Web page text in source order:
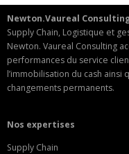
Newton.Vaureal
Supply Chain, Logistique et
Newton. Vaureal Consulting
performances du service
l’immobilisation du cash
changements permanents.
Nos expertises
Supply Chain